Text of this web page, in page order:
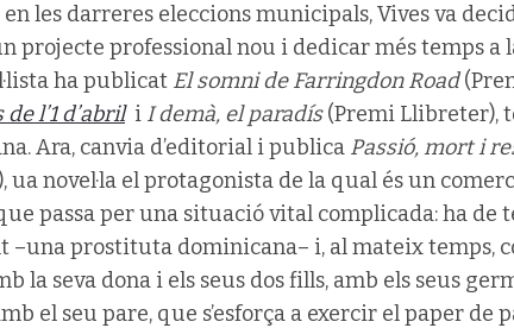
en les darreres eleccions municipals, Vives va
projecte professional nou i dedicar més temps a
ha publicat El somni de Farringdon Road
l’1 d’abrili I demà, el paradís(Premi Llibreter),
Ara, canvia d’editorial i publica Passió, mort i
ua novel·la el protagonista de la qual és un
passa per una situació vital complicada: ha de
–una prostituta dominicana– i, al mateix temps,
la seva dona i els seus dos fills, amb els seus
el seu pare, que s’esforça a exercir el paper de